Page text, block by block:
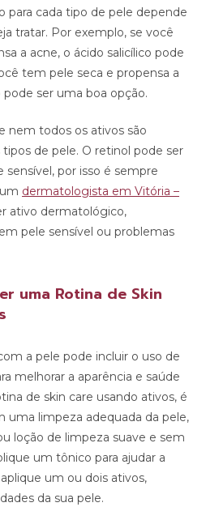
para cada tipo de pele depende
tratar. Por exemplo, se você
a acne, o ácido salicílico pode
tem pele seca e propensa a
ser uma boa opção.
nem todos os ativos são
de pele. O retinol pode ser
por isso é sempre
dermatologista em Vitória –
ativo dermatológico,
pele sensível ou problemas
uma Rotina de Skin
a pele pode incluir o uso de
melhorar a aparência e saúde
de skin care usando ativos, é
limpeza adequada da pele,
loção de limpeza suave e sem
um tônico para ajudar a
um ou dois ativos,
da sua pele.